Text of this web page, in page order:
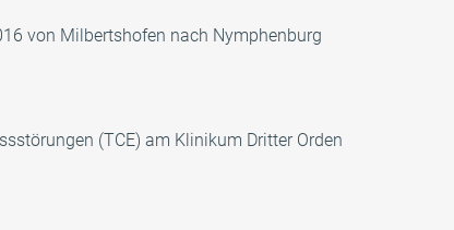
von Milbertshofen nach Nymphenburg
(TCE) am Klinikum Dritter Orden